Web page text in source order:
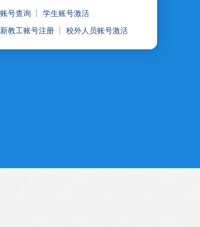
账号查询
学生账号激活
新教工账号注册
校外人员账号激活